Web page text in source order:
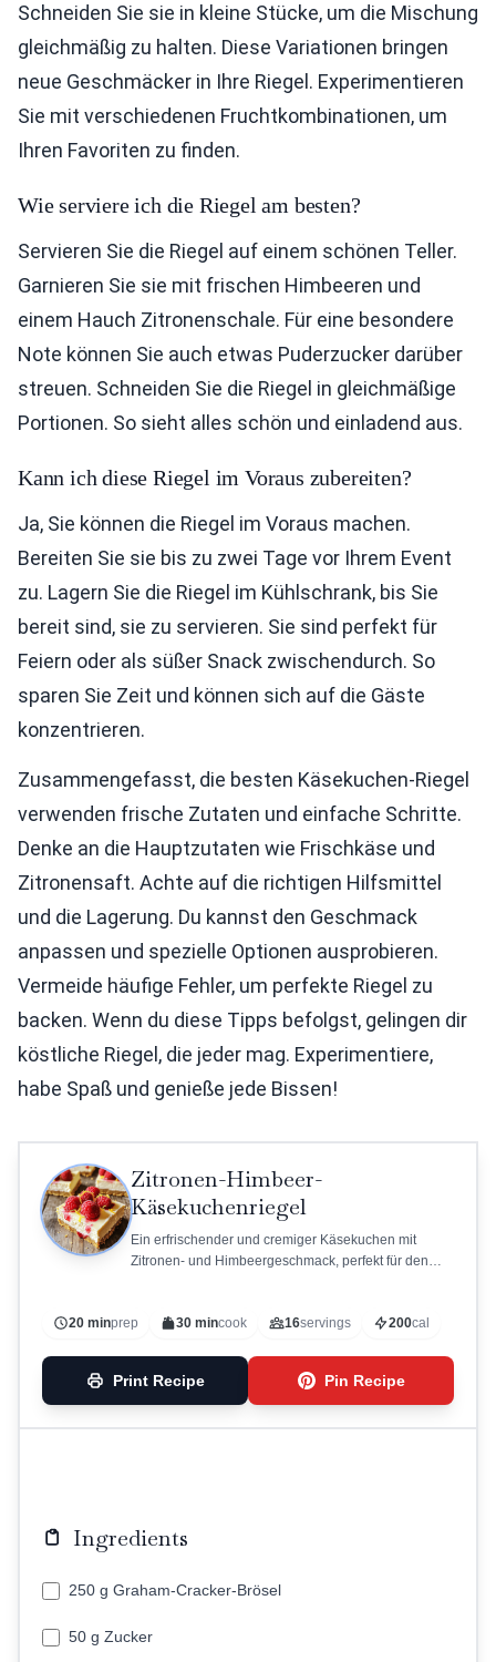
Schneiden Sie sie in kleine Stücke, um die Mischung
gleichmäßig zu halten. Diese Variationen bringen
neue Geschmäcker in Ihre Riegel. Experimentieren
Sie mit verschiedenen Fruchtkombinationen, um
Ihren Favoriten zu finden.
Wie serviere ich die Riegel am besten?
Servieren Sie die Riegel auf einem schönen Teller.
Garnieren Sie sie mit frischen Himbeeren und
einem Hauch Zitronenschale. Für eine besondere
Note können Sie auch etwas Puderzucker darüber
streuen. Schneiden Sie die Riegel in gleichmäßige
Portionen. So sieht alles schön und einladend aus.
Kann ich diese Riegel im Voraus zubereiten?
Ja, Sie können die Riegel im Voraus machen.
Bereiten Sie sie bis zu zwei Tage vor Ihrem Event
zu. Lagern Sie die Riegel im Kühlschrank, bis Sie
bereit sind, sie zu servieren. Sie sind perfekt für
Feiern oder als süßer Snack zwischendurch. So
sparen Sie Zeit und können sich auf die Gäste
konzentrieren.
Zusammengefasst, die besten Käsekuchen-Riegel
verwenden frische Zutaten und einfache Schritte.
Denke an die Hauptzutaten wie Frischkäse und
Zitronensaft. Achte auf die richtigen Hilfsmittel
und die Lagerung. Du kannst den Geschmack
anpassen und spezielle Optionen ausprobieren.
Vermeide häufige Fehler, um perfekte Riegel zu
backen. Wenn du diese Tipps befolgst, gelingen dir
köstliche Riegel, die jeder mag. Experimentiere,
habe Spaß und genieße jede Bissen!
Zitronen-Himbeer-
Käsekuchenriegel
Ein erfrischender und cremiger Käsekuchen mit
Zitronen- und Himbeergeschmack, perfekt für den
20 minprep 30 mincook 16servings 200cal
Print Recipe Pin Recipe
Ingredients
250 g Graham-Cracker-Brösel
50 g Zucker